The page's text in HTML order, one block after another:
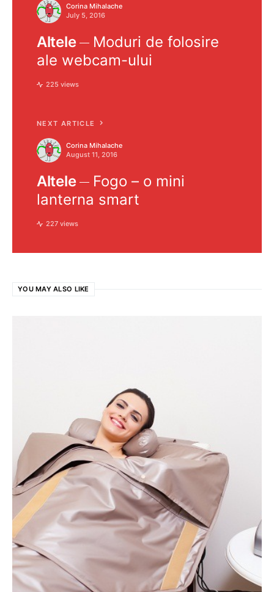
Corina Mihalache
July 5, 2016
Altele
Moduri de folosire
ale webcam-ului
225 views
NEXT ARTICLE
Corina Mihalache
August 11, 2016
Altele
Fogo – o mini
lanterna smart
227 views
YOU MAY ALSO LIKE